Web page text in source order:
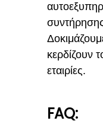
κερδίζουν
εταιρίες.
FAQ: